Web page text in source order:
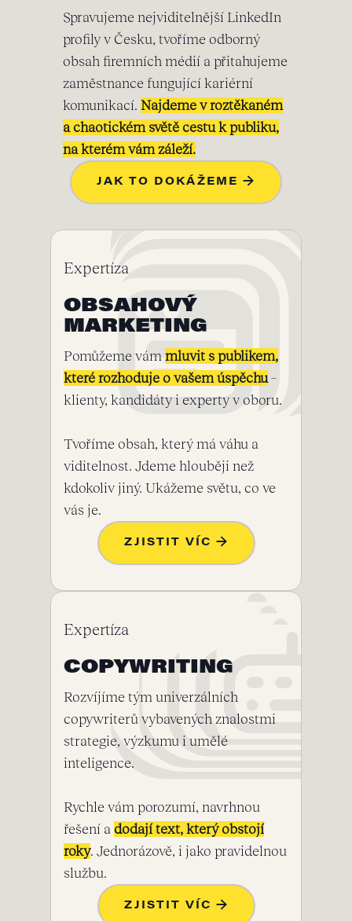
Spravujeme nejviditelnější LinkedIn
profily v Česku, tvoříme odborný
obsah firemních médií a přitahujeme
zaměstnance fungující kariérní
komunikací. Najdeme v roztěkaném
a chaotickém světě cestu k publiku,
na kterém vám záleží.
JAK TO DOKÁŽEME →
Expertíza
OBSAHOVÝ
MARKETING
Pomůžeme vám mluvit s publikem,
které rozhoduje o vašem úspěchu–
klienty, kandidáty i experty v oboru.
Tvoříme obsah, který má váhu a
viditelnost. Jdeme hlouběji než
kdokoliv jiný. Ukážeme světu, co ve
vás je.
ZJISTIT VÍC →
Expertíza
COPYWRITING
Rozvíjíme tým univerzálních
copywriterů vybavených znalostmi
strategie, výzkumu i umělé
inteligence.
Rychle vám porozumí, navrhnou
řešení a dodají text, který obstojí
roky. Jednorázově, i jako pravidelnou
službu.
ZJISTIT VÍC →